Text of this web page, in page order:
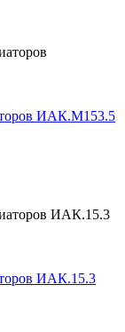
ИАК.М153.5
ИАК.15.3